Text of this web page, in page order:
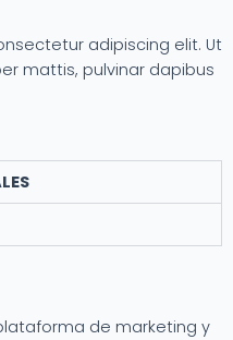
adipiscing elit. Ut
mattis, pulvinar dapibus
de marketing y